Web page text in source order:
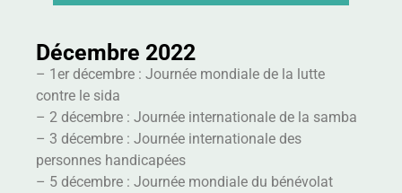
Décembre 2022
– 1er décembre : Journée mondiale de la lutte
contre le sida
– 2 décembre : Journée internationale de la samba
– 3 décembre : Journée internationale des
personnes handicapées
– 5 décembre : Journée mondiale du bénévolat